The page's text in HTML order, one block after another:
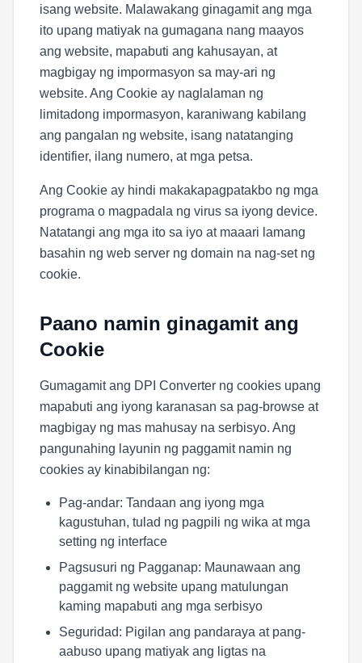
isang website. Malawakang ginagamit ang mga
ito upang matiyak na gumagana nang maayos
ang website, mapabuti ang kahusayan, at
magbigay ng impormasyon sa may-ari ng
website. Ang Cookie ay naglalaman ng
limitadong impormasyon, karaniwang kabilang
ang pangalan ng website, isang natatanging
identifier, ilang numero, at mga petsa.
Ang Cookie ay hindi makakapagpatakbo ng mga
programa o magpadala ng virus sa iyong device.
Natatangi ang mga ito sa iyo at maaari lamang
basahin ng web server ng domain na nag-set ng
cookie.
Paano namin ginagamit ang
Cookie
Gumagamit ang DPI Converter ng cookies upang
mapabuti ang iyong karanasan sa pag-browse at
magbigay ng mas mahusay na serbisyo. Ang
pangunahing layunin ng paggamit namin ng
cookies ay kinabibilangan ng:
Pag-andar: Tandaan ang iyong mga
kagustuhan, tulad ng pagpili ng wika at mga
setting ng interface
Pagsusuri ng Pagganap: Maunawaan ang
paggamit ng website upang matulungan
kaming mapabuti ang mga serbisyo
Seguridad: Pigilan ang pandaraya at pang-
aabuso upang matiyak ang ligtas na